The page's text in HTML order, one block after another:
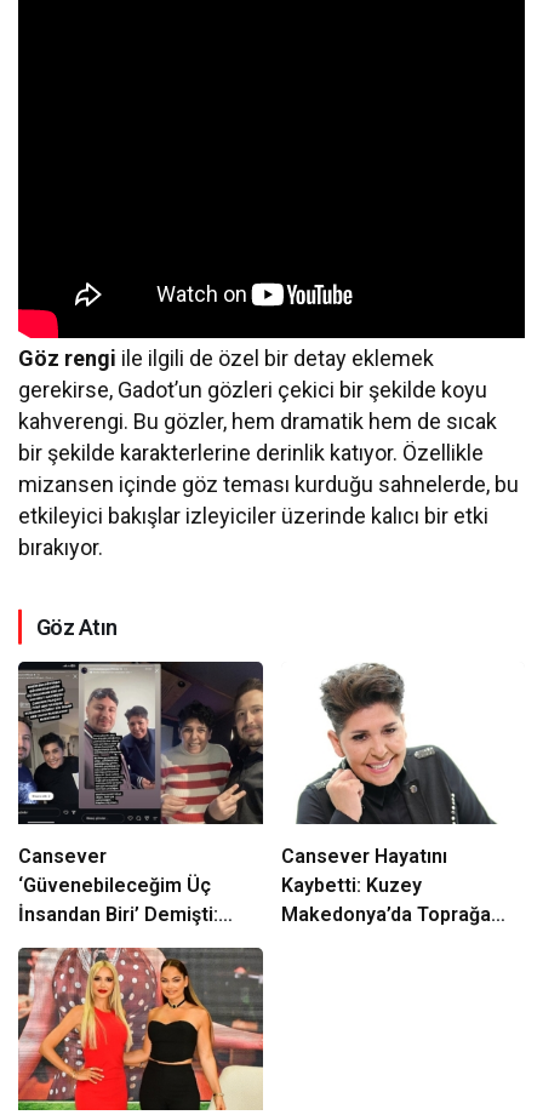
Göz rengi ile ilgili de özel bir detay eklemek
gerekirse, Gadot’un gözleri çekici bir şekilde koyu
kahverengi. Bu gözler, hem dramatik hem de sıcak
bir şekilde karakterlerine derinlik katıyor. Özellikle
mizansen içinde göz teması kurduğu sahnelerde, bu
etkileyici bakışlar izleyiciler üzerinde kalıcı bir etki
bırakıyor.
Göz Atın
Cansever
‘Güvenebileceğim Üç
İnsandan Biri’ Demişti:
Mahmut Görgen’den
Cansever’e Duygusal Veda
Cansever Hayatını
Kaybetti: Kuzey
Makedonya’da Toprağa